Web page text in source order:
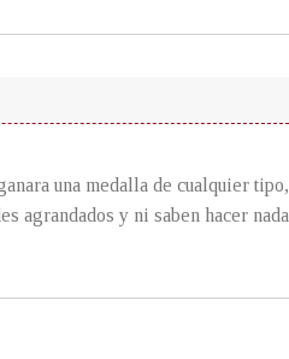
una medalla de cualquier tipo,
agrandados y ni saben hacer nada